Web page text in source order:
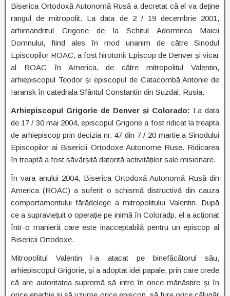
Biserica Ortodoxă Autonomă Rusă a decretat că el va deține
rangul de mitropolit. La data de 2 / 19 decembrie 2001,
arhimandritul Grigorie de la Schitul Adormirea Maicii
Domnului, fiind ales în mod unanim de către Sinodul
Episcopilor ROAC, a fost hirotonit Episcop de Denver și vicar
al ROAC în America, de către mitropolitul Valentin,
arhiepiscopul Teodor și episcopul de Catacombă Antonie de
Iaransk în catedrala Sfântul Constantin din Suzdal, Rusia.
Arhiepiscopul Grigorie de Denver și Colorado: La data
de 17 / 30 mai 2004, episcopul Grigorie a fost ridicat la treapta
de arhiepiscop prin decizia nr. 47 din 7 / 20 martie a Sinodului
Episcopilor ai Bisericii Ortodoxe Autonome Ruse. Ridicarea
în treaptă a fost săvârșită datorită activităților sale misionare.
În vara anului 2004, Biserica Ortodoxă Autonomă Rusă din
America (ROAC) a suferit o schismă distructivă din cauza
comportamentului fărădelege a mitropolitului Valentin. După
ce a supraviețuit o operație pe inimă în Coloradp, el a acționat
într-o manieră care este inacceptabilă pentru un episcop al
Bisericii Ortodoxe.
Mitropolitul Valentin l-a atacat pe binefăcătorul său,
arhiepiscopul Grigorie, și a adoptat idei papale, prin care crede
că are autoritatea supremă să intre în orice mănăstire și în